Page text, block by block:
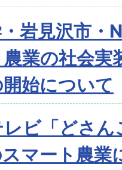
岩見沢市・
業の社会実
始について
ビ「どさん
マート農業